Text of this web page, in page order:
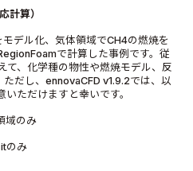
計算）
デル化、気体領域でCH4の燃焼を
で計算した事例です。従
て、化学種の物性や燃焼モデル、反
だし、ennovaCFD v1.9.2では、以
ただけますと幸いです。
域のみ
のみ